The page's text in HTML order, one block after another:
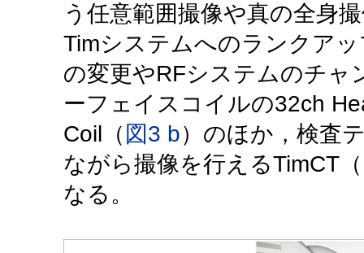
う任意範囲撮像や真の全身
Timシステムへのランクア
の変更やRFシステムのチャ
ーフェイスコイルの32ch
Coil（ 図3 b）のほか，検査
ながら撮像を行えるTimCT（
なる。